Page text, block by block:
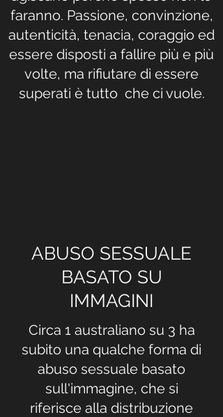
faranno. Passione, convinzione,
autenticità, tenacia, coraggio ed
essere disposti a fallire più e più
volte, ma rifiutare di essere
superati è tutto che ci vuole.
ABUSO SESSUALE
BASATO SU
IMMAGINI
Circa 1 australiano su 3 ha
subito una qualche forma di
abuso sessuale basato
sull'immagine, che si
riferisce alla distribuzione